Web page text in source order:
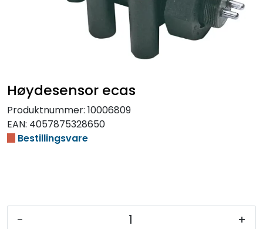
Høydesensor ecas
Produktnummer: 10006809
EAN: 4057875328650
Bestillingsvare
- +